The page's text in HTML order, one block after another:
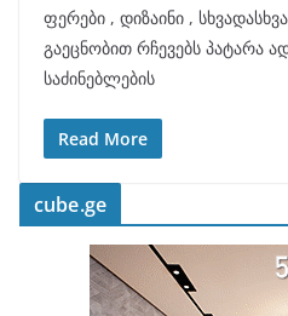
ფერები , დიზაინი ,
გაეცნობით რჩევებს პატარა
საძინებლების
Read More
cube.ge